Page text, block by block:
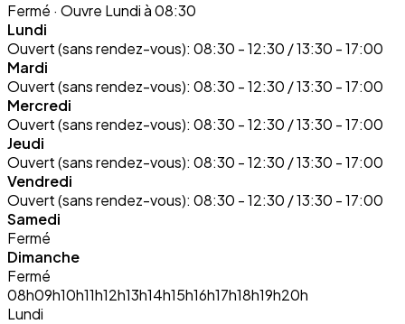
Fermé · Ouvre Lundi à 08:30
Lundi
Ouvert (sans rendez-vous): 08:30 - 12:30 / 13:30 - 17:00
Mardi
Ouvert (sans rendez-vous): 08:30 - 12:30 / 13:30 - 17:00
Mercredi
Ouvert (sans rendez-vous): 08:30 - 12:30 / 13:30 - 17:00
Jeudi
Ouvert (sans rendez-vous): 08:30 - 12:30 / 13:30 - 17:00
Vendredi
Ouvert (sans rendez-vous): 08:30 - 12:30 / 13:30 - 17:00
Samedi
Fermé
Dimanche
Fermé
08h09h10h11h12h13h14h15h16h17h18h19h20h
Lundi